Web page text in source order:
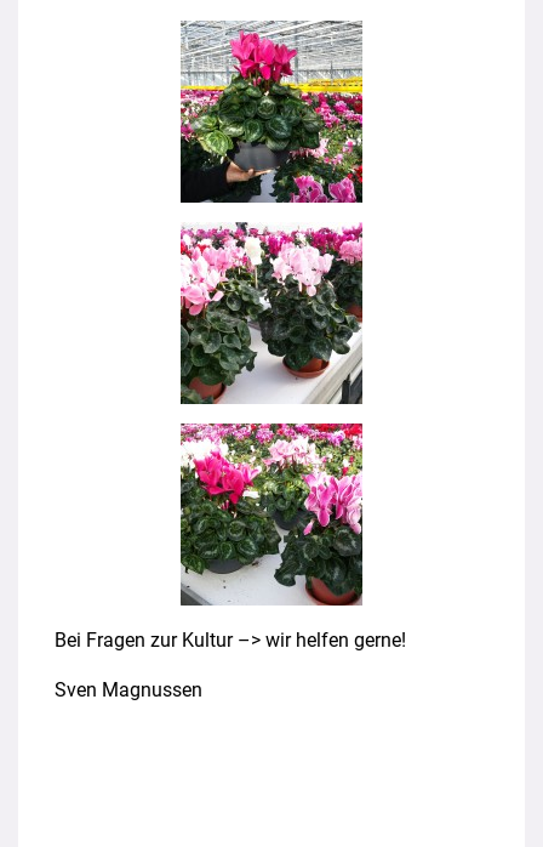
Bei Fragen zur Kultur –> wir helfen gerne!
Sven Magnussen